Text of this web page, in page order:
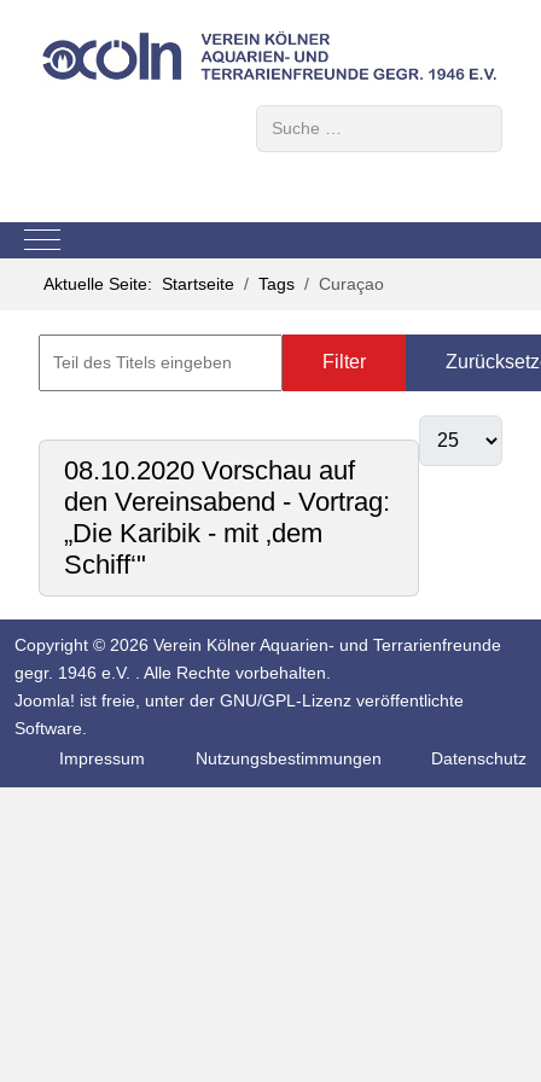
Mobile Menu Toggle
Aktuelle Seite: Startseite Tags Curaçao
Filter
08.10.2020 Vorschau auf
den Vereinsabend - Vortrag:
„Die Karibik - mit ‚dem
Schiff‘"
Copyright © 2026 Verein Kölner Aquarien- und Terrarienfreunde
gegr. 1946 e.V. . Alle Rechte vorbehalten.
Joomla! ist freie, unter der GNU/GPL-Lizenz veröffentlichte
Software.
Impressum
Nutzungsbestimmungen Datenschutz